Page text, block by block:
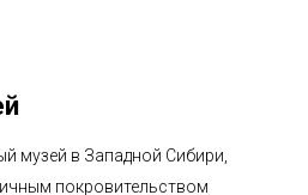
музей в Западной Сибири,
покровительством